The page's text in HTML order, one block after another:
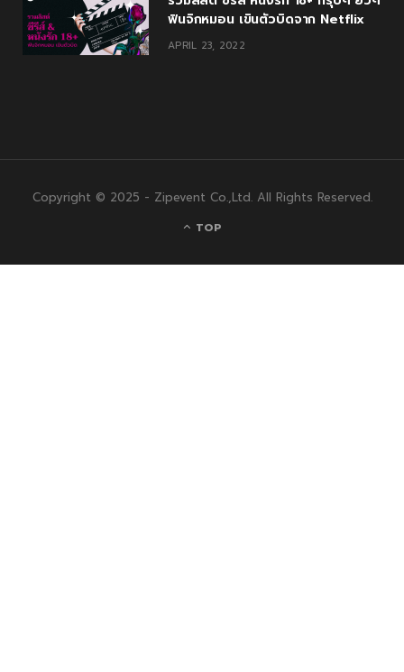
ฟินจิกหมอน เขินตัวบิดจาก Netflix
APRIL 23, 2022
Copyright © 2025 - Zipevent Co.,Ltd. All Rights Reserved.
TOP